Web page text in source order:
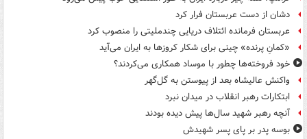
دشان از دست عربستان فرار کرد
عربستان فرمانده ائتلاف دریایی چندملیتی را منصوب کرد
«کمانِ پرنده» چینی برای شکار کروزها به ایران می‌آید
خود فروخته‌ها چطور با موساد همکاری می‌کردند؟
واکنش عالیشاه بعد از پیوستن به گل‌گهر
ابتکارات رهبر انقلاب در میدان نبرد
آنچه رهبر شهید سال‌ها پیش دیده بودند
بوسه‌ پدر بر پای پسر شهیدش